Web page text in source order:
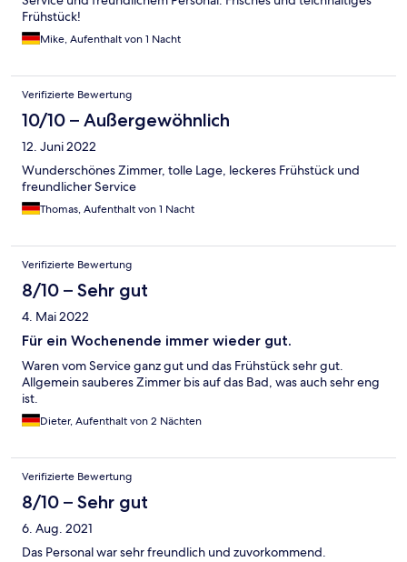
Frühstück!
Mike, Aufenthalt von 1 Nacht
Verifizierte Bewertung
10/10 – Außergewöhnlich
12. Juni 2022
Wunderschönes Zimmer, tolle Lage, leckeres Frühstück und
freundlicher Service
Thomas, Aufenthalt von 1 Nacht
Verifizierte Bewertung
8/10 – Sehr gut
4. Mai 2022
Für ein Wochenende immer wieder gut.
Waren vom Service ganz gut und das Frühstück sehr gut.
Allgemein sauberes Zimmer bis auf das Bad, was auch sehr eng
ist.
Dieter, Aufenthalt von 2 Nächten
Verifizierte Bewertung
8/10 – Sehr gut
6. Aug. 2021
Das Personal war sehr freundlich und zuvorkommend.